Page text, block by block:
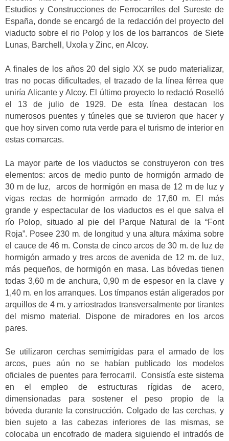
Estudios y Construcciones de Ferrocarriles del Sureste de
España, donde se encargó de la redacción del proyecto del
viaducto sobre el rio Polop y los de los barrancos de Siete
Lunas, Barchell, Uxola y Zinc, en Alcoy.
A finales de los años 20 del siglo XX se pudo materializar,
tras no pocas dificultades, el trazado de la línea férrea que
uniría Alicante y Alcoy. El último proyecto lo redactó Roselló
el 13 de julio de 1929. De esta línea destacan los
numerosos puentes y túneles que se tuvieron que hacer y
que hoy sirven como ruta verde para el turismo de interior en
estas comarcas.
La mayor parte de los viaductos se construyeron con tres
elementos: arcos de medio punto de hormigón armado de
30 m de luz, arcos de hormigón en masa de 12 m de luz y
vigas rectas de hormigón armado de 17,60 m. El más
grande y espectacular de los viaductos es el que salva el
río Polop, situado al pie del Parque Natural de la “Font
Roja”. Posee 230 m. de longitud y una altura máxima sobre
el cauce de 46 m. Consta de cinco arcos de 30 m. de luz de
hormigón armado y tres arcos de avenida de 12 m. de luz,
más pequeños, de hormigón en masa. Las bóvedas tienen
todas 3,60 m de anchura, 0,90 m de espesor en la clave y
1,40 m. en los arranques. Los tímpanos están aligerados por
arquillos de 4 m. y arriostrados transversalmente por tirantes
del mismo material. Dispone de miradores en los arcos
pares.
Se utilizaron cerchas semirrígidas para el armado de los
arcos, pues aún no se habían publicado los modelos
oficiales de puentes para ferrocarril. Consistía este sistema
en el empleo de estructuras rígidas de acero,
dimensionadas para sostener el peso propio de la
bóveda durante la construcción. Colgado de las cerchas, y
bien sujeto a las cabezas inferiores de las mismas, se
colocaba un encofrado de madera siguiendo el intradós de